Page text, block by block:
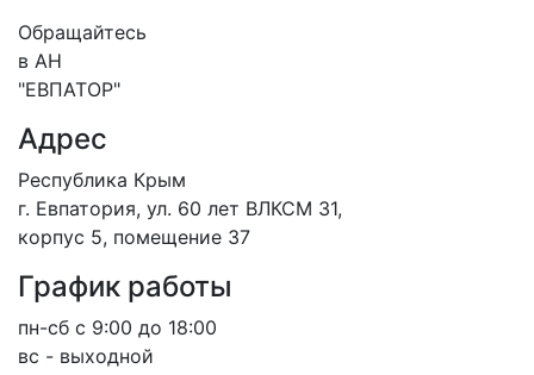
Обращайтесь
в АН
"ЕВПАТОР"
Адрес
Республика Крым
г. Евпатория, ул. 60 лет ВЛКСМ 31,
корпус 5, помещение 37
График работы
пн-сб с 9:00 до 18:00
вс - выходной